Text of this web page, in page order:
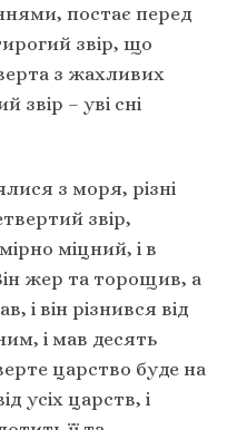
постає перед
звір, що
з жахливих
звір – уві сні
з моря, різні
звір,
міцний, і в
жер та торощив, а
і він різнився від
і мав десять
царство буде на
усіх царств, і